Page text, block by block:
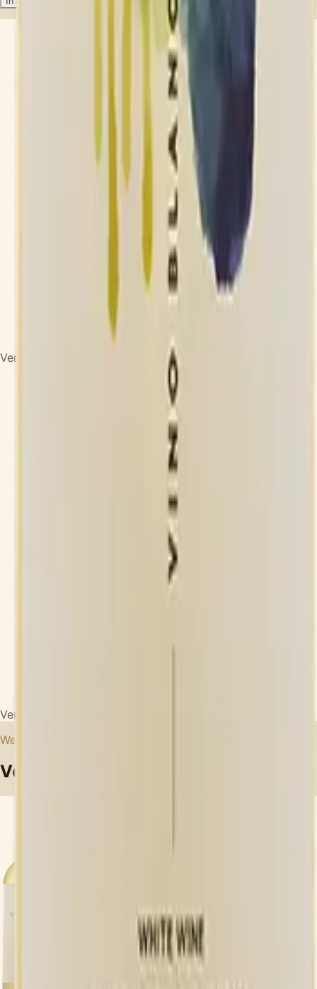
Versandfertig in 8-10 Werktagen
Versandkostenfrei ab 199 EUR Bestellwert
Weitere Weine
Von